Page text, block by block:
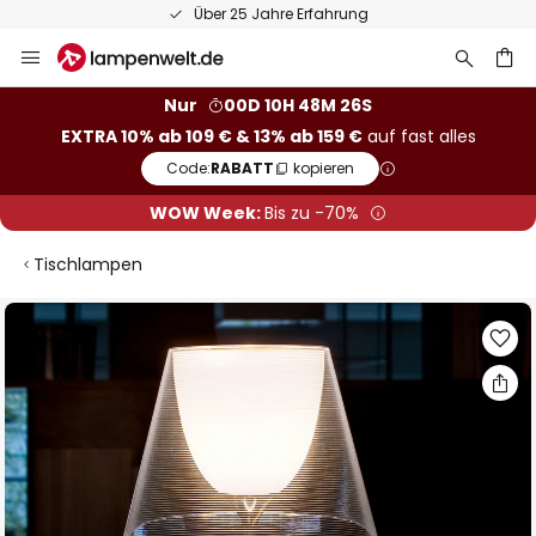
Über 25 Jahre Erfahrung
Inhalt
Nur
00D 10H 48M 26S
EXTRA 10% ab 109 € & 13% ab 159 €auf fast alles
Code:RABATT kopieren
WOW Week:Bis zu -70%
Tischlampen
Zum
Bildgalerie
springen